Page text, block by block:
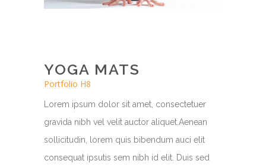
YOGA MATS
Portfolio H8
Lorem ipsum dolor sit amet, consectetuer
gravida nibh vel velit auctor aliquet.Aenean
sollicitudin, lorem quis bibendum auci elit
consequat ipsutis sem nibh id elit. Duis sed